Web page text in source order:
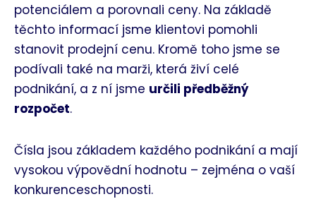
potenciálem a porovnali ceny. Na základě
těchto informací jsme klientovi pomohli
stanovit prodejní cenu. Kromě toho jsme se
podívali také na marži, která živí celé
podnikání, a z ní jsme určili předběžný
rozpočet.
Čísla jsou základem každého podnikání a mají
vysokou výpovědní hodnotu – zejména o vaší
konkurenceschopnosti.